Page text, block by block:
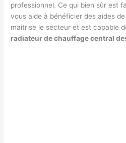
professionnel. Ce qui bien sûr est
vous aide à bénéficier des aides
maitrise le secteur et est capable
radiateur de chauffage central